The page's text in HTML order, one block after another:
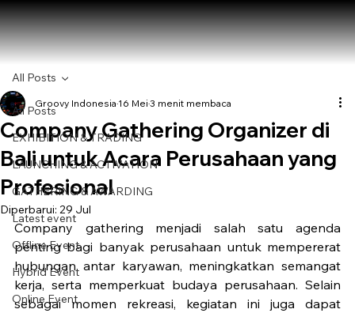
All Posts
EXHIBITION & TRADING
LAUNCHING & ACTIVATION
GATHERING & AWARDING
Latest event
Offline Event
Hybrid Event
Online Event
All Posts
Company Gathering Organizer di
Bali untuk Acara Perusahaan yang
Profesional
Groovy Indonesia 16 Mei 3 menit membaca
Diperbarui: 29 Jul
Company gathering menjadi salah satu agenda
penting bagi banyak perusahaan untuk mempererat
hubungan antar karyawan, meningkatkan semangat
kerja, serta memperkuat budaya perusahaan. Selain
sebagai momen rekreasi, kegiatan ini juga dapat